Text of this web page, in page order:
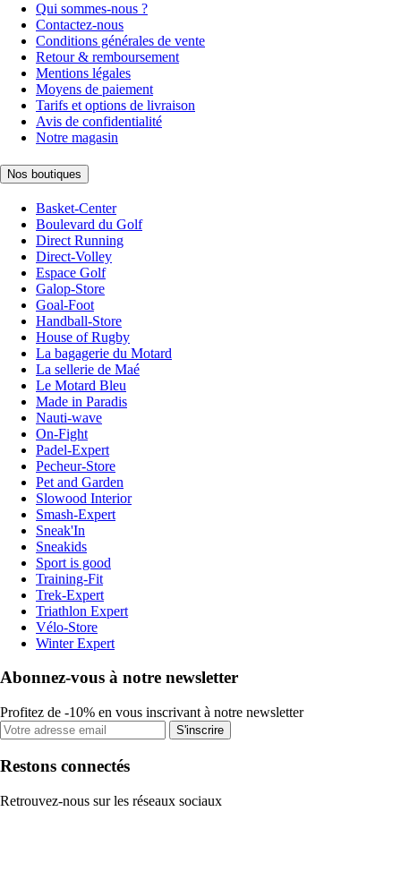
Qui sommes-nous ?
Contactez-nous
Conditions générales de vente
Retour & remboursement
Mentions légales
Moyens de paiement
Tarifs et options de livraison
Avis de confidentialité
Notre magasin
Nos boutiques
Basket-Center
Boulevard du Golf
Direct Running
Direct-Volley
Espace Golf
Galop-Store
Goal-Foot
Handball-Store
House of Rugby
La bagagerie du Motard
La sellerie de Maé
Le Motard Bleu
Made in Paradis
Nauti-wave
On-Fight
Padel-Expert
Pecheur-Store
Pet and Garden
Slowood Interior
Smash-Expert
Sneak'In
Sneakids
Sport is good
Training-Fit
Trek-Expert
Triathlon Expert
Vélo-Store
Winter Expert
Abonnez-vous à notre newsletter
Profitez de -10% en vous inscrivant à notre newsletter
S'inscrire
Restons connectés
Retrouvez-nous sur les réseaux sociaux